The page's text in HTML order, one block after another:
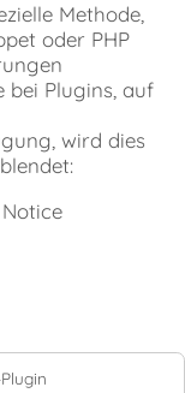
Methode,
oder PHP
bei Plugins, auf
wird dies